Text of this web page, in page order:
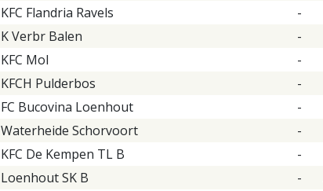
KFC Flandria Ravels -
K Verbr Balen -
KFC Mol -
KFCH Pulderbos -
FC Bucovina Loenhout -
Waterheide Schorvoort -
KFC De Kempen TL B -
Loenhout SK B -